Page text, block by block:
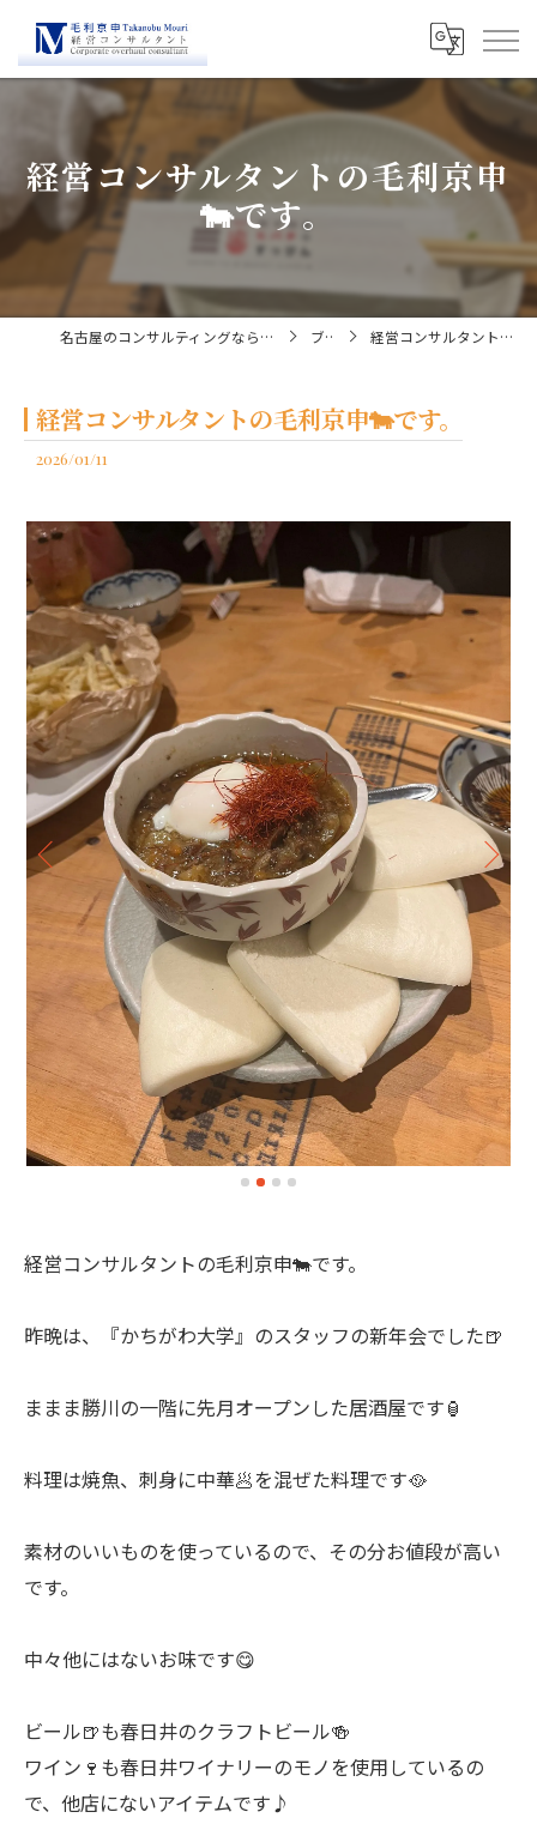
経営コンサルタントの毛利京申
🐄です。
名古屋のコンサルティングなら経営コンサルタント毛利京申 ブログ 経営コンサルタントの毛利京申🐄です。
経営コンサルタントの毛利京申🐄です。
2026/01/11
経営コンサルタントの毛利京申🐄です。
昨晩は、『かちがわ大学』のスタッフの新年会でした🍺
ままま勝川の一階に先月オープンした居酒屋です🏮
料理は焼魚、刺身に中華🥟を混ぜた料理です🥘
素材のいいものを使っているので、その分お値段が高い
です。
中々他にはないお味です😋
ビール🍺も春日井のクラフトビール🍻
ワイン🍷も春日井ワイナリーのモノを使用しているの
で、他店にないアイテムです♪